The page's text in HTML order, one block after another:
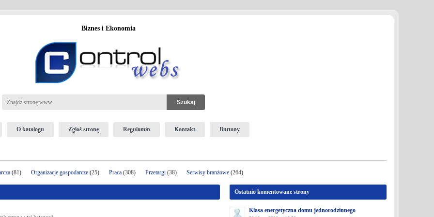
Biznes i Ekonomia
O katalogu Zgłoś stronę Regulamin Kontakt Buttony
(81) Organizacje gospodarcze (25) Praca (308) Przetargi (38) Serwisy branżowe (264)
Ostatnio komentowane strony
Klasa energetyczna domu jednorodzinnego